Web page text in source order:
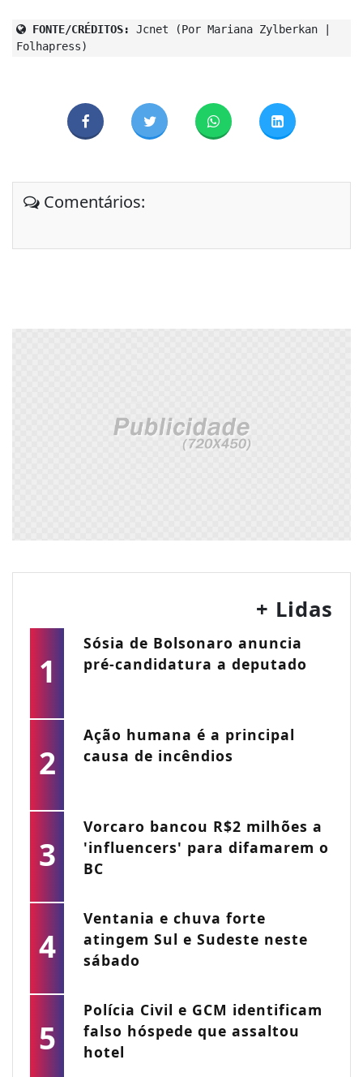
FONTE/CRÉDITOS:
Jcnet (Por Mariana Zylberkan |
Folhapress)
Comentários:
+ Lidas
1
Sósia de Bolsonaro anuncia
pré-candidatura a deputado
2
Ação humana é a principal
causa de incêndios
3
Vorcaro bancou R$2 milhões a
'influencers' para difamarem o
BC
4
Ventania e chuva forte
atingem Sul e Sudeste neste
sábado
5
Polícia Civil e GCM identificam
falso hóspede que assaltou
hotel